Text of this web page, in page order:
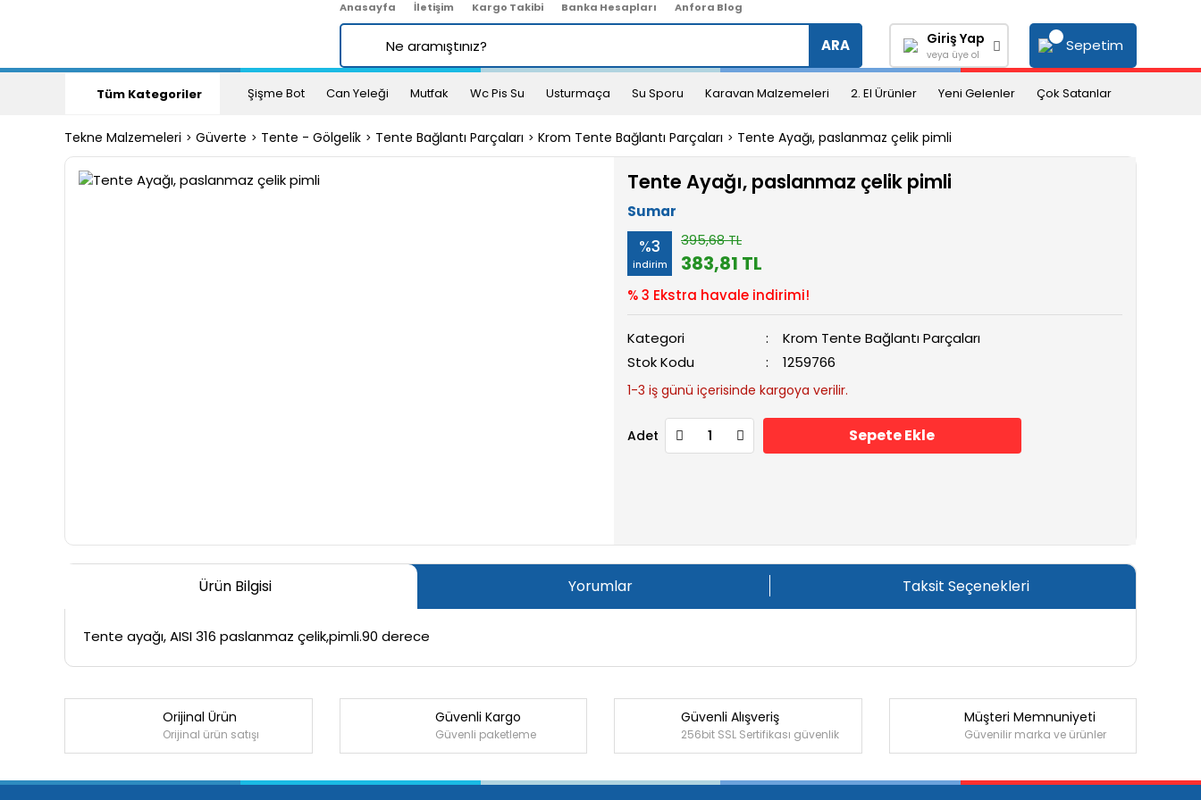
Anasayfa İletişim Kargo Takibi Banka Hesapları Anfora Blog
ARA Giriş Yap
veya üye ol
Sepetim
Tüm Kategoriler Şişme Bot Can Yeleği Mutfak Wc Pis Su Usturmaça Su Sporu Karavan Malzemeleri 2. El Ürünler Yeni Gelenler Çok Satanlar
Tekne Malzemeleri Güverte Tente - Gölgeli̇k Tente Bağlantı Parçaları Krom Tente Bağlantı Parçaları Tente Ayağı, paslanmaz çelik pimli
Tente Ayağı, paslanmaz çelik pimli
Sumar
%3
indirim
395,68 TL
383,81 TL
% 3 Ekstra havale indirimi!
Kategori
Krom Tente Bağlantı Parçaları
Stok Kodu
1259766
1-3 iş günü içerisinde kargoya verilir.
Adet Sepete Ekle
Ürün Bilgisi Yorumlar Taksit Seçenekleri
Tente ayağı, AISI 316 paslanmaz çelik,pimli.90 derece
Bu ürüne ilk yorumu siz yapın!
Orijinal Ürün
Orijinal ürün satışı
Güvenli Kargo
Güvenli paketleme
Güvenli Alışveriş
256bit SSL Sertifikası güvenlik
Müşteri Memnuniyeti
Güvenilir marka ve ürünler